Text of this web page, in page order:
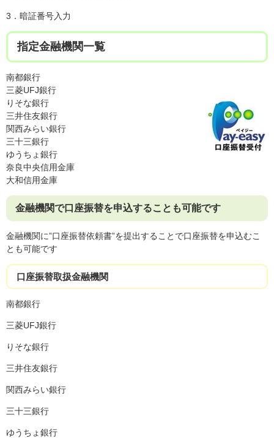
3．暗証番号入力
指定金融機関一覧
南都銀行
三菱UFJ銀行
りそな銀行
三井住友銀行
関西みらい銀行
三十三銀行
ゆうちょ銀行
奈良中央信用金庫
大和信用金庫
金融機関で口座振替を申込することも可能です
金融機関に”口座振替依頼書”を提出することで口座振替を申込むこ
とも可能です
口座振替取扱金融機関
南都銀行
三菱UFJ銀行
りそな銀行
三井住友銀行
関西みらい銀行
三十三銀行
ゆうちょ銀行